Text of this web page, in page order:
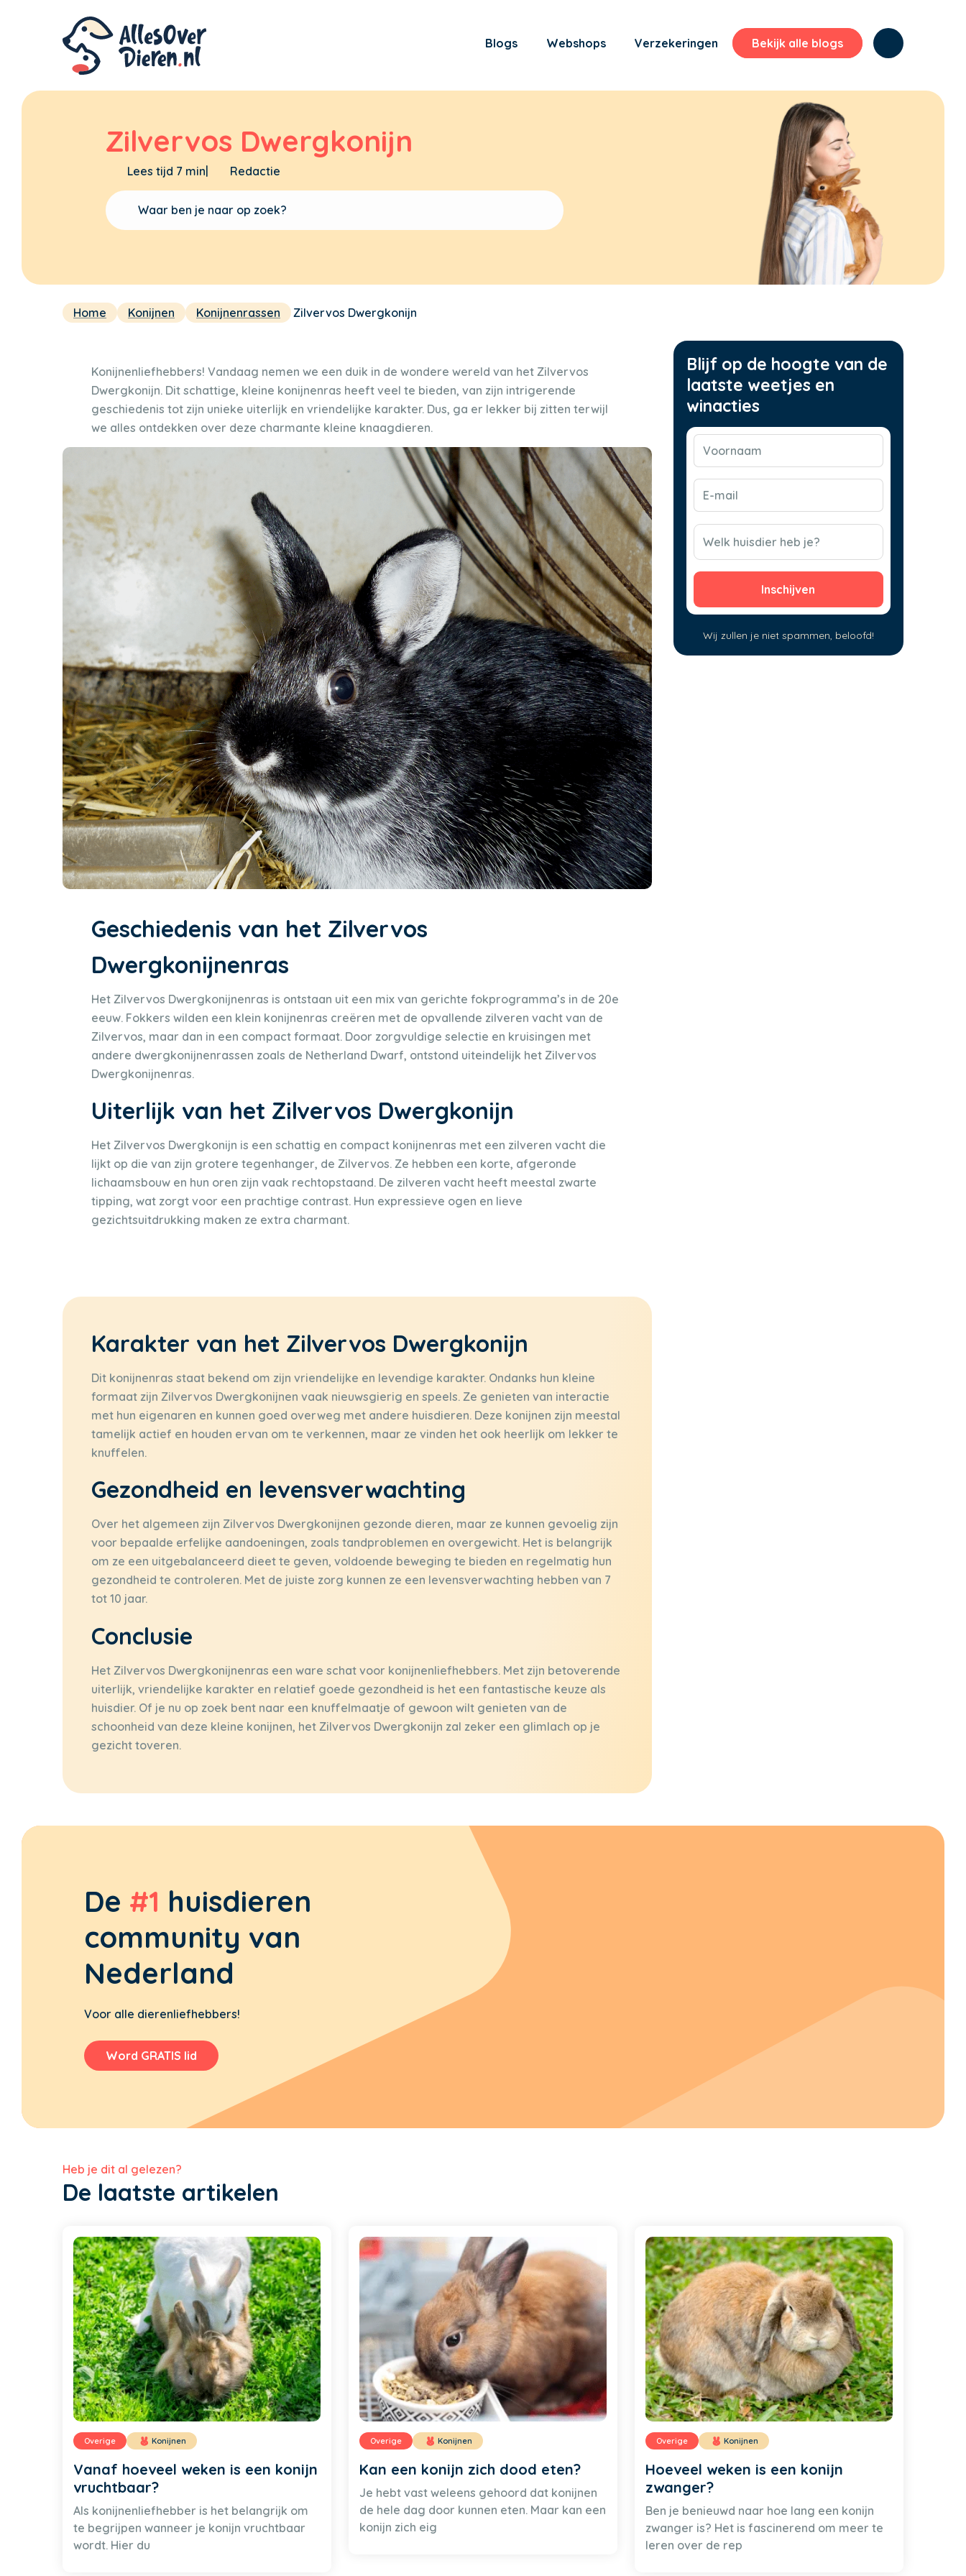
Blogs Webshops Verzekeringen Bekijk alle blogs
Zilvervos Dwergkonijn
Lees tijd 7 min| Redactie
Home Konijnen Konijnenrassen Zilvervos Dwergkonijn
Konijnenliefhebbers! Vandaag nemen we een duik in de wondere wereld van het Zilvervos
Dwergkonijn. Dit schattige, kleine konijnenras heeft veel te bieden, van zijn intrigerende
geschiedenis tot zijn unieke uiterlijk en vriendelijke karakter. Dus, ga er lekker bij zitten terwijl
we alles ontdekken over deze charmante kleine knaagdieren.
Geschiedenis van het Zilvervos
Dwergkonijnenras
Het Zilvervos Dwergkonijnenras is ontstaan uit een mix van gerichte fokprogramma’s in de 20e
eeuw. Fokkers wilden een klein konijnenras creëren met de opvallende zilveren vacht van de
Zilvervos, maar dan in een compact formaat. Door zorgvuldige selectie en kruisingen met
andere dwergkonijnenrassen zoals de Netherland Dwarf, ontstond uiteindelijk het Zilvervos
Dwergkonijnenras.
Uiterlijk van het Zilvervos Dwergkonijn
Het Zilvervos Dwergkonijn is een schattig en compact konijnenras met een zilveren vacht die
lijkt op die van zijn grotere tegenhanger, de Zilvervos. Ze hebben een korte, afgeronde
lichaamsbouw en hun oren zijn vaak rechtopstaand. De zilveren vacht heeft meestal zwarte
tipping, wat zorgt voor een prachtige contrast. Hun expressieve ogen en lieve
gezichtsuitdrukking maken ze extra charmant.
Karakter van het Zilvervos Dwergkonijn
Dit konijnenras staat bekend om zijn vriendelijke en levendige karakter. Ondanks hun kleine
formaat zijn Zilvervos Dwergkonijnen vaak nieuwsgierig en speels. Ze genieten van interactie
met hun eigenaren en kunnen goed overweg met andere huisdieren. Deze konijnen zijn meestal
tamelijk actief en houden ervan om te verkennen, maar ze vinden het ook heerlijk om lekker te
knuffelen.
Gezondheid en levensverwachting
Over het algemeen zijn Zilvervos Dwergkonijnen gezonde dieren, maar ze kunnen gevoelig zijn
voor bepaalde erfelijke aandoeningen, zoals tandproblemen en overgewicht. Het is belangrijk
om ze een uitgebalanceerd dieet te geven, voldoende beweging te bieden en regelmatig hun
gezondheid te controleren. Met de juiste zorg kunnen ze een levensverwachting hebben van 7
tot 10 jaar.
Conclusie
Het Zilvervos Dwergkonijnenras een ware schat voor konijnenliefhebbers. Met zijn betoverende
uiterlijk, vriendelijke karakter en relatief goede gezondheid is het een fantastische keuze als
huisdier. Of je nu op zoek bent naar een knuffelmaatje of gewoon wilt genieten van de
schoonheid van deze kleine konijnen, het Zilvervos Dwergkonijn zal zeker een glimlach op je
gezicht toveren.
Blijf op de hoogte van de
laatste weetjes en
winacties
Voornaam
E-
mail
CAPTCHA
Welk huisdier heb je?
Wij zullen je niet spammen, beloofd!
De #1 huisdieren
community van
Nederland
Voor alle dierenliefhebbers!
Word GRATIS lid
Heb je dit al gelezen?
De laatste artikelen
Overige Konijnen
Vanaf hoeveel weken is een konijn
vruchtbaar?
Als konijnenliefhebber is het belangrijk om
te begrijpen wanneer je konijn vruchtbaar
wordt. Hier du
Overige Konijnen
Kan een konijn zich dood eten?
Je hebt vast weleens gehoord dat konijnen
de hele dag door kunnen eten. Maar kan een
konijn zich eig
Overige Konijnen
Hoeveel weken is een konijn
zwanger?
Ben je benieuwd naar hoe lang een konijn
zwanger is? Het is fascinerend om meer te
leren over de rep